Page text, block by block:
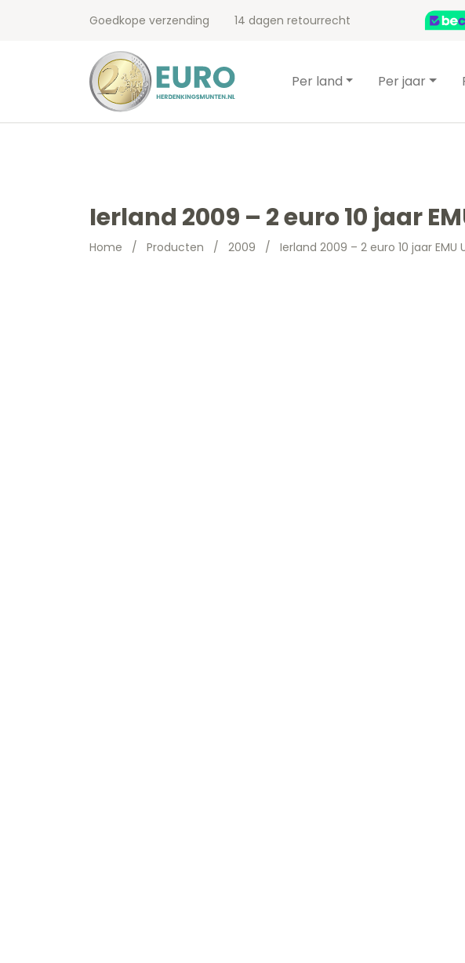
Goedkope verzending 14 dagen retourrecht
Per land Per jaar
Ierland 2009 – 2 euro 10 jaar
Home / Producten / 2009 / Ierland 2009 – 2 euro 10 jaar EMU